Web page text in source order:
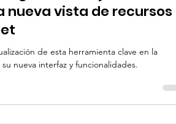
de trabajo de tu
vista de recursos
de esta herramienta clave en la
nueva interfaz y funcionalidades.